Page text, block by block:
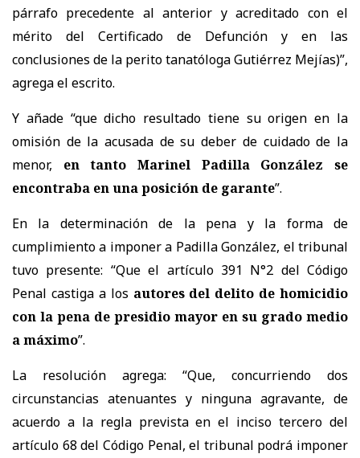
párrafo precedente al anterior y acreditado con el
mérito del Certificado de Defunción y en las
conclusiones de la perito tanatóloga Gutiérrez Mejías)”,
agrega el escrito.
Y añade “que dicho resultado tiene su origen en la
omisión de la acusada de su deber de cuidado de la
menor, en tanto Marinel Padilla González se
encontraba en una posición de garante”.
En la determinación de la pena y la forma de
cumplimiento a imponer a Padilla González, el tribunal
tuvo presente: “Que el artículo 391 N°2 del Código
Penal castiga a los autores del delito de homicidio
con la pena de presidio mayor en su grado medio
a máximo”.
La resolución agrega: “Que, concurriendo dos
circunstancias atenuantes y ninguna agravante, de
acuerdo a la regla prevista en el inciso tercero del
artículo 68 del Código Penal, el tribunal podrá imponer